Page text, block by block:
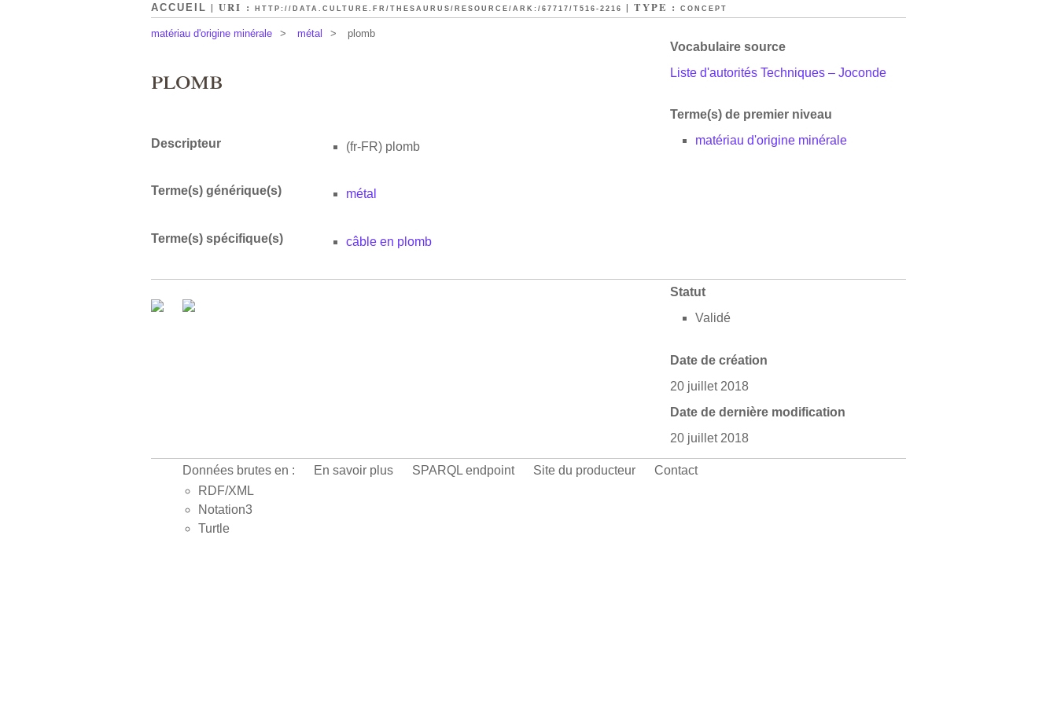
ACCUEIL | URI : HTTP://DATA.CULTURE.FR/THESAURUS/RESOURCE/ARK:/67717/T516-2216 | TYPE : CONCEPT
matériau d'origine minérale > métal > plomb
Vocabulaire source
Liste d'autorités Techniques – Joconde
Terme(s) de premier niveau
matériau d'origine minérale
plomb
Descripteur (fr-FR) plomb
Terme(s) générique(s) métal
Terme(s) spécifique(s) câble en plomb
Statut
Validé
Date de création
20 juillet 2018
Date de dernière modification
20 juillet 2018
Données brutes en :
RDF/XML
Notation3
Turtle
En savoir plus SPARQL endpoint Site du producteur Contact